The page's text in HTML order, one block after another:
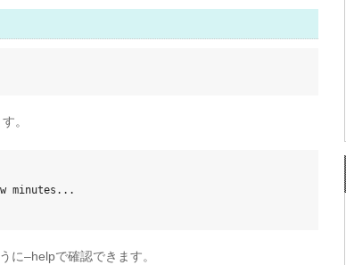
。
minutes...
に–helpで確認できます。